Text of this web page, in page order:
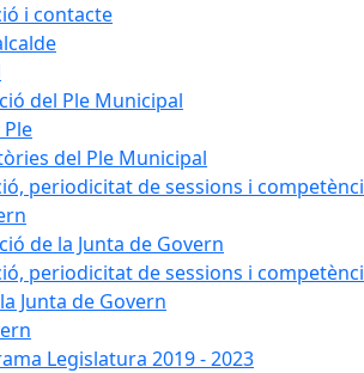
i contacte
del Ple Municipal
del Ple Municipal
periodicitat de sessions i
de la Junta de Govern
periodicitat de sessions i
Junta de Govern
Legislatura 2019 - 2023